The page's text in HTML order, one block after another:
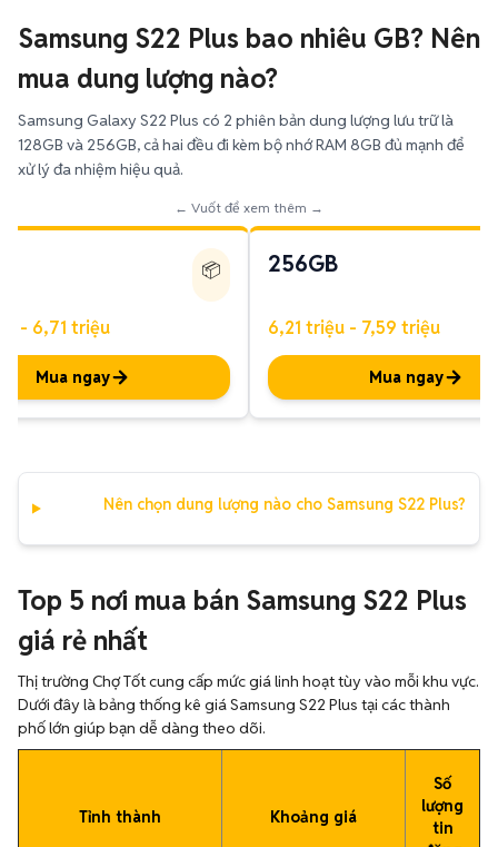
Samsung S22 Plus bao nhiêu GB? Nên
mua dung lượng nào?
Samsung Galaxy S22 Plus có 2 phiên bản dung lượng lưu trữ là
128GB và 256GB, cả hai đều đi kèm bộ nhớ RAM 8GB đủ mạnh để
xử lý đa nhiệm hiệu quả.
← Vuốt để xem thêm →
📦
- 6,71 triệu
Mua ngay
256GB
6,21 triệu - 7,59 triệu
Mua ngay
Nên chọn dung lượng nào cho Samsung S22 Plus?
Top 5 nơi mua bán Samsung S22 Plus
giá rẻ nhất
Thị trường Chợ Tốt cung cấp mức giá linh hoạt tùy vào mỗi khu vực.
Dưới đây là bảng thống kê giá Samsung S22 Plus tại các thành
phố lớn giúp bạn dễ dàng theo dõi.
Tỉnh thành Khoảng giá
Số
lượng
tin